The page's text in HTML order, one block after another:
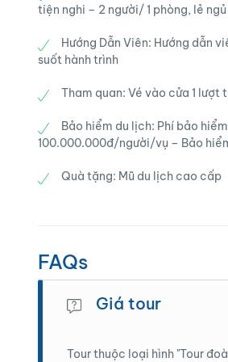
Tối: Dùng bữa tối tại
đêm tại Đồng Văn.
Trưa : Dùng bữa trưa
Chiều: Đoàn khởi hành
♦️ ĐÈO KHAU CỐC CHÀ
đến điểm checkin đèo.
Tối : Đoàn dùng bữa
Đông nam Á, thác nước
trong top 10 thác nước kỳ
Động Ngườm Ngao cách
thiên đình” với những cột
núi nhũ lấp lánh ánh
Tối: Nghỉ đêm và dùng
19h00: Đoàn về đến
tiện nghi – 2 người/ 1 phòng, lẻ ngủ
Hướng Dẫn Viên: Hướng dẫn
suốt hành trình
Tham quan: Vé vào cửa 1
Bảo hiểm du lịch: Phí bảo
100.000.000đ/người/vụ – Bảo
Quà tặng: Mũ du lịch cao cấp
FAQs
Giá tour
Tour thuộc loại hình "Tour